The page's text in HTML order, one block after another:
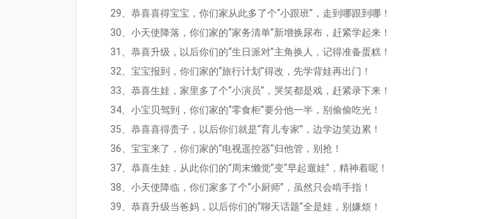
29、恭喜喜得宝宝，你们家从此多了个“小跟班”，走到哪跟到哪！
30、小天使降落，你们家的“家务清单”新增换尿布，赶紧学起来！
31、恭喜升级，以后你们的“生日派对”主角换人，记得准备蛋糕！
32、宝宝报到，你们家的“旅行计划”得改，先学背娃再出门！
33、恭喜生娃，家里多了个“小演员”，哭笑都是戏，赶紧录下来！
34、小宝贝驾到，你们家的“零食柜”要分他一半，别偷偷吃光！
35、恭喜喜得贵子，以后你们就是“育儿专家”，边学边笑边累！
36、宝宝来了，你们家的“电视遥控器”归他管，别抢！
37、恭喜生娃，从此你们的“周末懒觉”变“早起遛娃”，精神着呢！
38、小天使降临，你们家多了个“小厨师”，虽然只会啃手指！
39、恭喜升级当爸妈，以后你们的“聊天话题”全是娃，别嫌烦！